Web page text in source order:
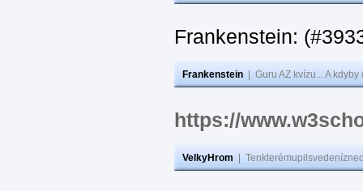
Frankenstein:
Frankenstein Guru AZ kvízu... A
https://
VelkyHrom